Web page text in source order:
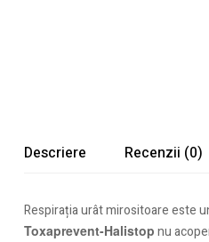
Descriere Recenzii (0)
Respirația urât mirositoare este
Toxaprevent-Halistop nu